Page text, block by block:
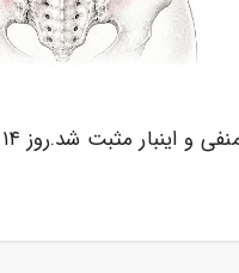
و دل درد کمر درد دارم آیا طبیعی هست؟